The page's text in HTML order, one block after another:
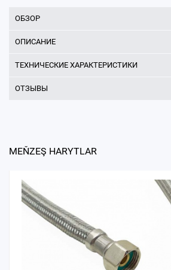
ОБЗОР
ОПИСАНИЕ
ТЕХНИЧЕСКИЕ ХАРАКТЕРИСТИКИ
ОТЗЫВЫ
MEŇZEŞ HARYTLAR